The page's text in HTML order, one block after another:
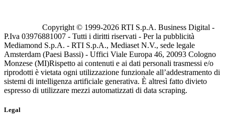
Copyright © 1999-2026 RTI S.p.A. Business Digital -
P.Iva 03976881007 - Tutti i diritti riservati - Per la pubblicità
Mediamond S.p.A. - RTI S.p.A., Mediaset N.V., sede legale
Amsterdam (Paesi Bassi) - Uffici Viale Europa 46, 20093 Cologno
Monzese (MI)Rispetto ai contenuti e ai dati personali trasmessi e/o
riprodotti è vietata ogni utilizzazione funzionale all’addestramento di
sistemi di intelligenza artificiale generativa. È altresì fatto divieto
espresso di utilizzare mezzi automatizzati di data scraping.
Legal